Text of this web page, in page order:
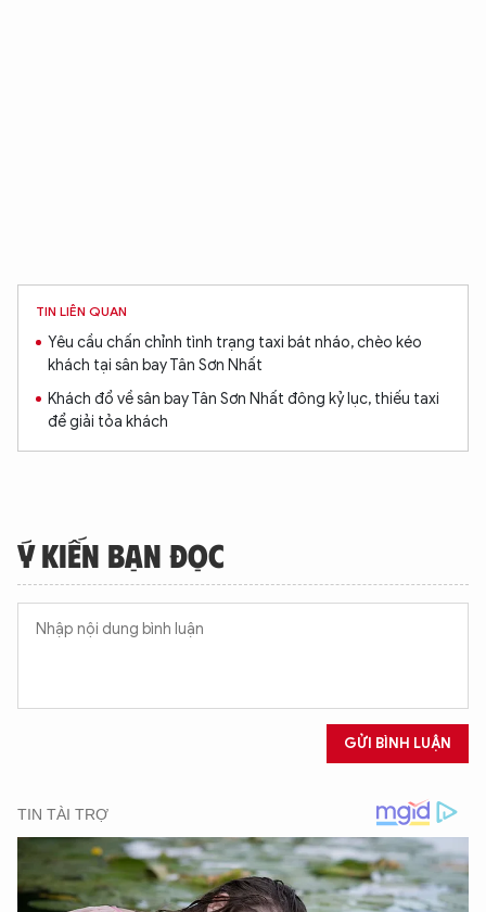
TIN LIÊN QUAN
Yêu cầu chấn chỉnh tình trạng taxi bát nháo, chèo kéo
khách tại sân bay Tân Sơn Nhất
Khách đổ về sân bay Tân Sơn Nhất đông kỷ lục, thiếu taxi
để giải tỏa khách
Ý KIẾN BẠN ĐỌC
GỬI BÌNH LUẬN
TÔI LÀ CHATBOT CỦA
Hãy hỏi tôi bất kỳ điều gì bạn cần biết về
An Ninh Thủ Đô nhé. Tôi sẵn sàng hỗ trợ!